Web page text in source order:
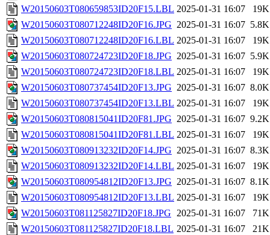
W20150603T080659853ID20F15.LBL 2025-01-31 16:07
19K
W20150603T080712248ID20F16.JPG 2025-01-31 16:07 5.8K
W20150603T080712248ID20F16.LBL 2025-01-31 16:07
19K
W20150603T080724723ID20F18.JPG 2025-01-31 16:07 5.9K
W20150603T080724723ID20F18.LBL 2025-01-31 16:07
19K
W20150603T080737454ID20F13.JPG 2025-01-31 16:07 8.0K
W20150603T080737454ID20F13.LBL 2025-01-31 16:07
19K
W20150603T080815041ID20F81.JPG 2025-01-31 16:07 9.2K
W20150603T080815041ID20F81.LBL 2025-01-31 16:07
19K
W20150603T080913232ID20F14.JPG 2025-01-31 16:07 8.3K
W20150603T080913232ID20F14.LBL 2025-01-31 16:07
19K
W20150603T080954812ID20F13.JPG 2025-01-31 16:07 8.1K
W20150603T080954812ID20F13.LBL 2025-01-31 16:07
19K
W20150603T081125827ID20F18.JPG 2025-01-31 16:07
71K
W20150603T081125827ID20F18.LBL 2025-01-31 16:07
21K